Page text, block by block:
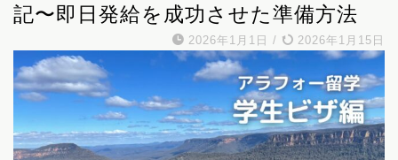
記〜即日発給を成功させた準備方法
2026年1月1日 / 2026年1月15日